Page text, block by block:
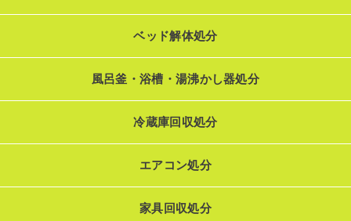
ベッド解体処分
風呂釜・浴槽・湯沸かし器処分
冷蔵庫回収処分
エアコン処分
家具回収処分